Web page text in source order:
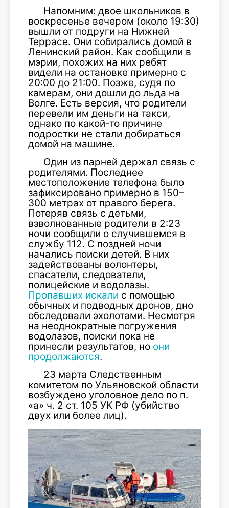
Напомним: двое школьников в
воскресенье вечером (около 19:30)
вышли от подруги на Нижней
Террасе. Они собирались домой в
Ленинский район. Как сообщили в
мэрии, похожих на них ребят
видели на остановке примерно с
20:00 до 21:00. Позже, судя по
камерам, они дошли до льда на
Волге. Есть версия, что родители
перевели им деньги на такси,
однако по какой-то причине
подростки не стали добираться
домой на машине.
Один из парней держал связь с
родителями. Последнее
местоположение телефона было
зафиксировано примерно в 150–
300 метрах от правого берега.
Потеряв связь с детьми,
взволнованные родители в 2:23
ночи сообщили о случившемся в
службу 112. С поздней ночи
начались поиски детей. В них
задействованы волонтеры,
спасатели, следователи,
полицейские и водолазы.
Пропавших искали с помощью
обычных и подводных дронов, дно
обследовали эхолотами. Несмотря
на неоднократные погружения
водолазов, поиски пока не
принесли результатов, но они
продолжаются.
23 марта Следственным
комитетом по Ульяновской области
возбуждено уголовное дело по п.
«а» ч. 2 ст. 105 УК РФ (убийство
двух или более лиц).